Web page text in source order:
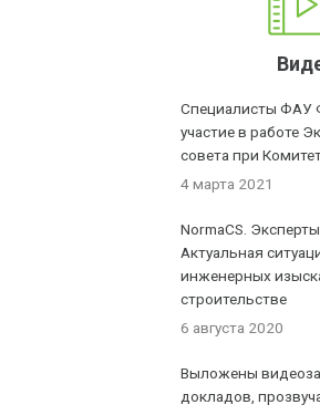
Специалисты ФАУ
участие в работе
совета при
4 марта 2021
NormaCS.
Актуальная
инженерных
строительстве
6 августа 2020
Выложены
докладов,